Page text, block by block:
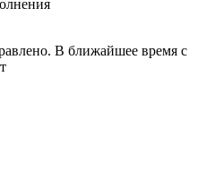
В ближайшее время с